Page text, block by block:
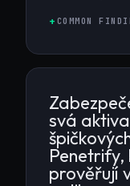
COMMON
svá
Penetrify,
prověřují